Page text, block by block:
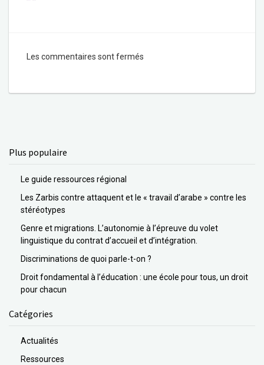
Les commentaires sont fermés
Plus populaire
Le guide ressources régional
Les Zarbis contre attaquent et le « travail d’arabe » contre les
stéréotypes
Genre et migrations. L’autonomie à l’épreuve du volet
linguistique du contrat d’accueil et d’intégration.
Discriminations de quoi parle-t-on ?
Droit fondamental à l’éducation : une école pour tous, un droit
pour chacun
Catégories
Actualités
Ressources